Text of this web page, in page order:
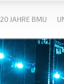
20 JAHRE BMU